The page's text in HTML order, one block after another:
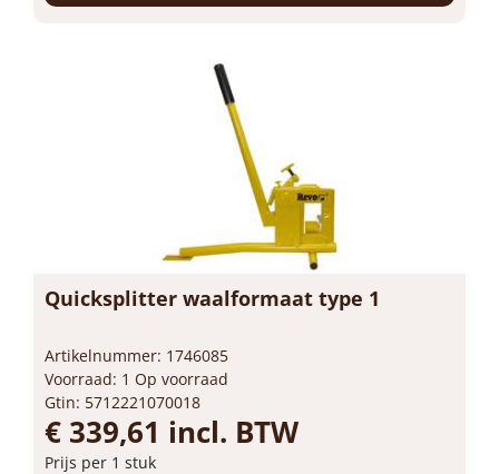
Quicksplitter waalformaat type 1
Artikelnummer: 1746085
Voorraad: 1 Op voorraad
Gtin: 5712221070018
€ 339,61 incl. BTW
Prijs per 1 stuk